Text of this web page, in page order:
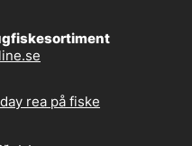
rea på fiske